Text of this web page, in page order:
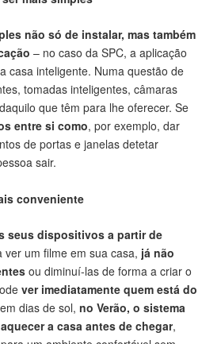
não só de instalar, mas também
– no caso da SPC, a aplicação
casa inteligente. Numa questão de
tomadas inteligentes, câmaras
que têm para lhe oferecer. Se
entre si como, por exemplo, dar
de portas e janelas detetar
sair.
conveniente
seus dispositivos a partir de
um filme em sua casa, já não
ou diminuí-las de forma a criar o
ver imediatamente quem está do
dias de sol, no Verão, o sistema
a casa antes de chegar,